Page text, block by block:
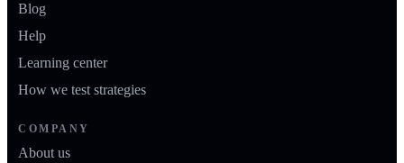
Blog
Help
Learning center
How we test strategies
COMPANY
About us